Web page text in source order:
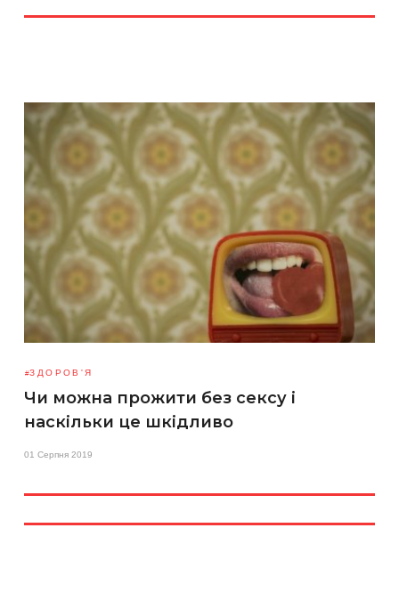
ЗДОРОВ'Я
Чи можна прожити без сексу і
наскільки це шкідливо
01 Серпня 2019